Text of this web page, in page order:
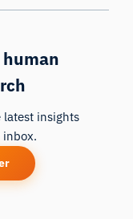
latest insights
inbox.